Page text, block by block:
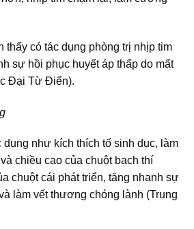
thấy có tác dụng phòng trị nhịp tim
sự hồi phục huyết áp thấp do mất
Đại Từ Điển).
dụng như kích thích tố sinh dục, làm
chiều cao của chuột bạch thí
chuột cái phát triển, tăng nhanh sự
làm vết thương chóng lành (Trung